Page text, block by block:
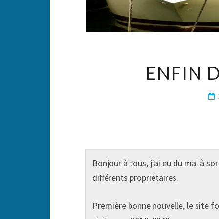
ENFIN
Bonjour à tous, j’ai eu du mal à
différents propriétaires.
Première bonne nouvelle, le site